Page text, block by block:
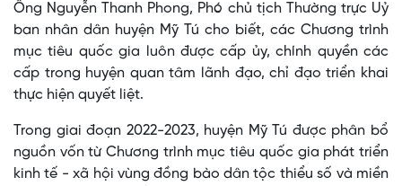
Ông Nguyễn Thanh Phong, Phó chủ tịch Thường trực Uỷ
ban nhân dân huyện Mỹ Tú cho biết, các Chương trình
mục tiêu quốc gia luôn được cấp ủy, chính quyền các
cấp trong huyện quan tâm lãnh đạo, chỉ đạo triển khai
thực hiện quyết liệt.
Trong giai đoạn 2022-2023, huyện Mỹ Tú được phân bổ
nguồn vốn từ Chương trình mục tiêu quốc gia phát triển
kinh tế - xã hội vùng đồng bào dân tộc thiểu số và miền